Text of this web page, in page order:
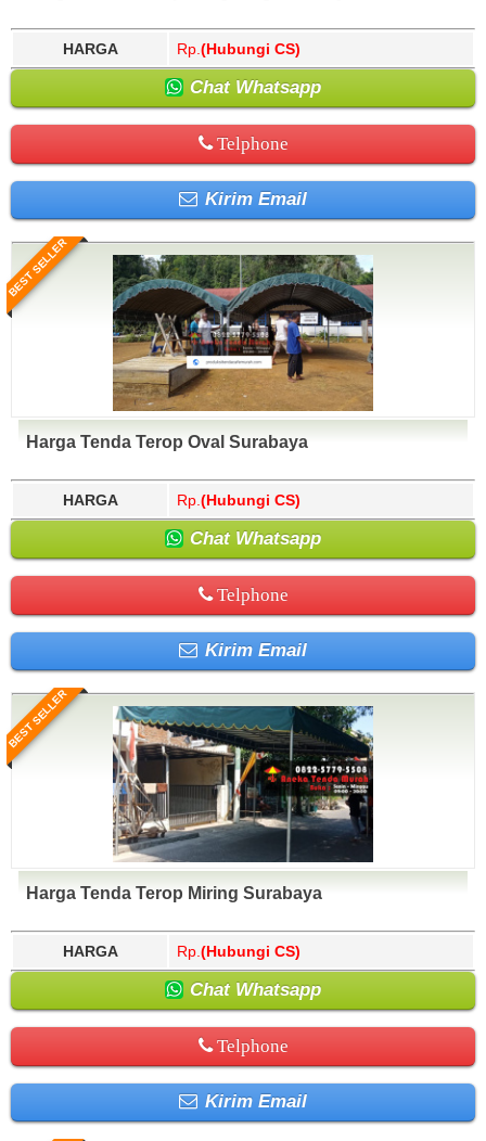
HARGA Rp. (Hubungi CS)
Chat Whatsapp
Telphone
Kirim Email
BEST SELLER
Harga Tenda Terop Oval Surabaya
HARGA Rp. (Hubungi CS)
Chat Whatsapp
Telphone
Kirim Email
BEST SELLER
Harga Tenda Terop Miring Surabaya
HARGA Rp. (Hubungi CS)
Chat Whatsapp
Telphone
Kirim Email